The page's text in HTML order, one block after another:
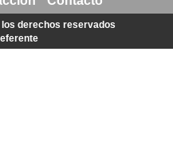
los derechos reservados